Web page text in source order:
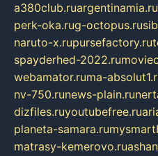
a380club.ruargentinamia.ru
perk-oka.rug-octopus.ru
naruto-x.rupursefactory.ru
spayderhed-2022.ru
webamator.ruma-
nv-750.runews-plain.ru
dizfiles.ruyoutubefree.ru
planeta-samara.ru
matrasy-kemerovo.ru